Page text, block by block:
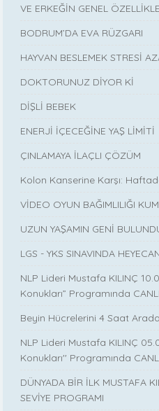
VE ERKEĞİN GENEL
BODRUM’DA EVA RÜZGARI
HAYVAN BESLEMEK STRESİ
DOKTORUNUZ DİYOR Kİ
DİŞLİ BEBEK
ENERJİ İÇECEĞİNE YAŞ LİMİTİ
ÇINLAMAYA İLAÇLI ÇÖZÜM
Kolon Kanserine Karşı:
VİDEO OYUN BAĞIMLILIĞI
UZUN YAŞAMIN GENİ
LGS - YKS SINAVINDA
NLP Lideri Mustafa KILINÇ
Konukları” Programında
Beyin Hücrelerini 4 Saat
NLP Lideri Mustafa KILINÇ
Konukları'' Programında
DÜNYADA BİR İLK MUSTAFA
SEVİYE PROGRAMI